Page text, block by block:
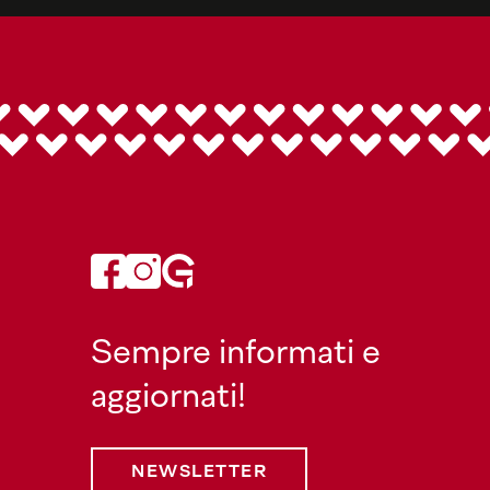
Sempre informati e
aggiornati!
NEWSLETTER